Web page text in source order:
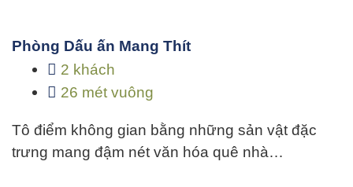
Phòng Dấu ấn Mang Thít
2 khách
26 mét vuông
Tô điểm không gian bằng những sản vật đặc
trưng mang đậm nét văn hóa quê nhà…